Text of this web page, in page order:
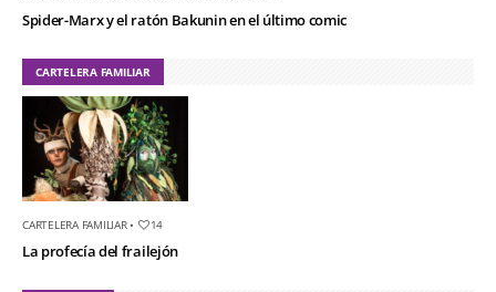
Spider-Marx y el ratón Bakunin en el último comic
CARTELERA FAMILIAR
CARTELERA FAMILIAR• 14
La profecía del frailejón